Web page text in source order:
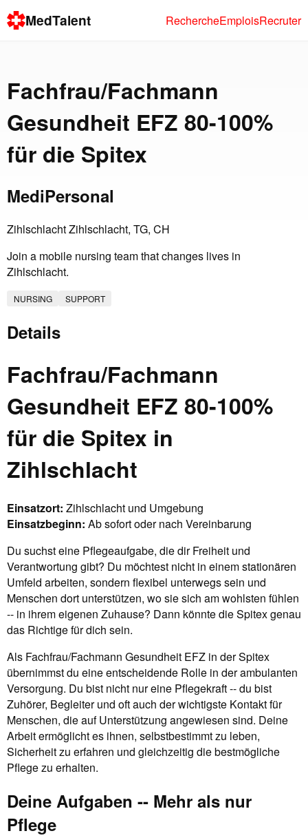
MedTalent RechercheEmploisRecruter
Fachfrau/Fachmann
Gesundheit EFZ 80-100%
für die Spitex
MediPersonal
Zihlschlacht Zihlschlacht, TG, CH
Join a mobile nursing team that changes lives in
Zihlschlacht.
NURSING SUPPORT
Details
Fachfrau/Fachmann
Gesundheit EFZ 80-100%
für die Spitex in
Zihlschlacht
Einsatzort: Zihlschlacht und Umgebung
Einsatzbeginn: Ab sofort oder nach Vereinbarung
Du suchst eine Pflegeaufgabe, die dir Freiheit und
Verantwortung gibt? Du möchtest nicht in einem stationären
Umfeld arbeiten, sondern flexibel unterwegs sein und
Menschen dort unterstützen, wo sie sich am wohlsten fühlen
-- in ihrem eigenen Zuhause? Dann könnte die Spitex genau
das Richtige für dich sein.
Als Fachfrau/Fachmann Gesundheit EFZ in der Spitex
übernimmst du eine entscheidende Rolle in der ambulanten
Versorgung. Du bist nicht nur eine Pflegekraft -- du bist
Zuhörer, Begleiter und oft auch der wichtigste Kontakt für
Menschen, die auf Unterstützung angewiesen sind. Deine
Arbeit ermöglicht es ihnen, selbstbestimmt zu leben,
Sicherheit zu erfahren und gleichzeitig die bestmögliche
Pflege zu erhalten.
Deine Aufgaben -- Mehr als nur
Pflege